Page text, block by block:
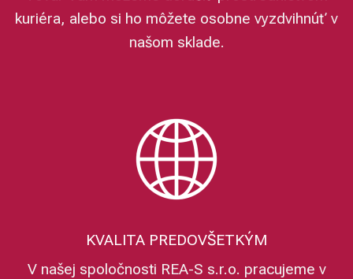
kuriéra, alebo si ho môžete osobne vyzdvihnúť v
našom sklade.
KVALITA PREDOVŠETKÝM
V našej spoločnosti REA-S s.r.o. pracujeme v